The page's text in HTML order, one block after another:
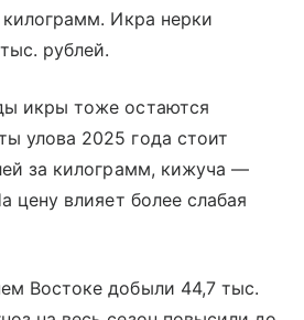
Икра нерки
рублей.
икры тоже остаются
улова 2025 года стоит
за килограмм, кижуча —
цену влияет более слабая
Востоке добыли 44,7 тыс.